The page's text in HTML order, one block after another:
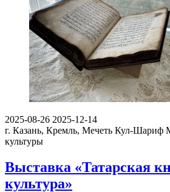
2025-08-26 2025-12-14
г. Казань, Кремль, Мечеть Кул-Шариф
культуры
Выставка «Татарская
культура»